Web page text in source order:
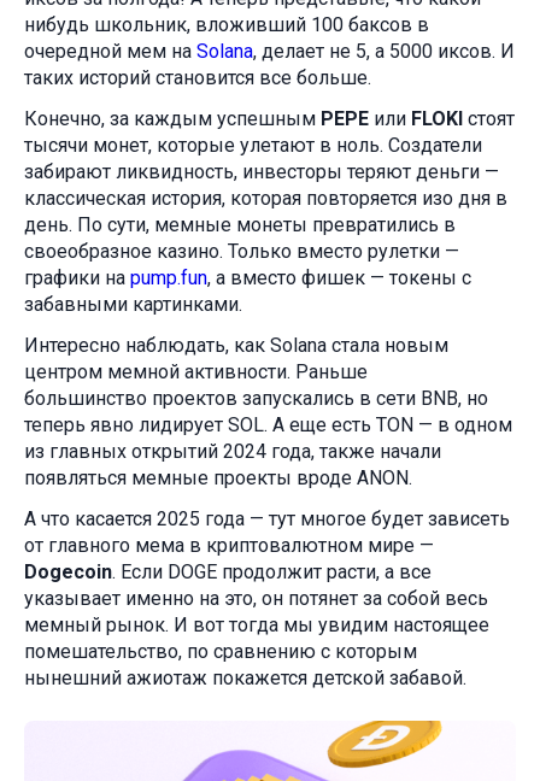
нибудь школьник, вложивший 100 баксов в
очередной мем на Solana, делает не 5, а 5000 иксов. И
таких историй становится все больше.
Конечно, за каждым успешным PEPE или FLOKI стоят
тысячи монет, которые улетают в ноль. Создатели
забирают ликвидность, инвесторы теряют деньги —
классическая история, которая повторяется изо дня в
день. По сути, мемные монеты превратились в
своеобразное казино. Только вместо рулетки —
графики на pump.fun, а вместо фишек — токены с
забавными картинками.
Интересно наблюдать, как Solana стала новым
центром мемной активности. Раньше
большинство проектов запускались в сети BNB, но
теперь явно лидирует SOL. А еще есть TON — в одном
из главных открытий 2024 года, также начали
появляться мемные проекты вроде ANON.
А что касается 2025 года — тут многое будет зависеть
от главного мема в криптовалютном мире —
Dogecoin. Если DOGE продолжит расти, а все
указывает именно на это, он потянет за собой весь
мемный рынок. И вот тогда мы увидим настоящее
помешательство, по сравнению с которым
нынешний ажиотаж покажется детской забавой.